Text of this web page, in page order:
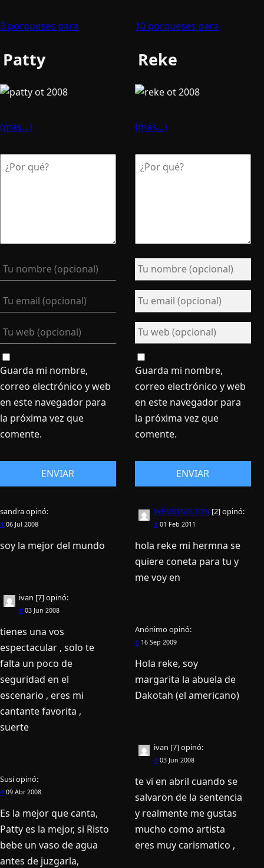
3 porqueses para
Patty
(más…)
Guarda mi nombre,
correo electrónico y web
en este navegador para
la próxima vez que
comente.
sandraopinó:
# 06 Jul 2008
soy la mejor del mundo
ivan [7]opinó:
# 03 Jun 2008
tienes una vos
espectacular , solo te
falta un poco de
seguridad en el
escenario , eres mi
cantante favorita ,
suerte
Susiopinó:
# 09 Abr 2008
Es la mejor que canta,
Patty es la mejor, si Risto
bebe un vaso de agua
antes de juzgarla,
10 porqueses para
Reke
(más…)
Guarda mi nombre,
correo electrónico y web
en este navegador para
la próxima vez que
comente.
WENDYMILTON [2]opinó:
#01 Feb 2011
hola reke mi hermna se
quiere coneta para tu y
me voy en
Anónimo opinó:
#16 Sep 2009
Hola reke, soy
margarita la abuela de
Dakotah (el americano)
ivan [7]opinó:
#03 Jun 2008
te vi en abril cuando se
salvaron de la sentencia
y realmente me gustas
mucho como artista
eres muy carismatico ,